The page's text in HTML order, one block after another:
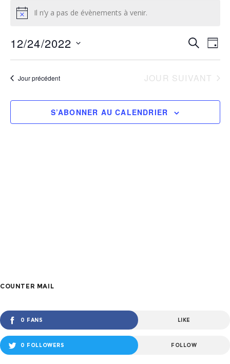
Il n’y a pas de évènements à venir.
et
de
de
JOUR
12/24/2022
Sélectionnez
Jour précédent JOUR SUIVANT
S’ABONNER AU CALENDRIER
COUNTER MAIL
0 FANS LIKE
0 FOLLOWERS FOLLOW